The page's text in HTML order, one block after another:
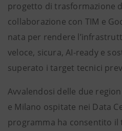
progetto di trasformazione
collaborazione con TIM e
nata per rendere
veloce, sicura, AI-ready e
superato i target tecnici
Avvalendosi delle due
e Milano ospitate nei Data
programma ha consentito